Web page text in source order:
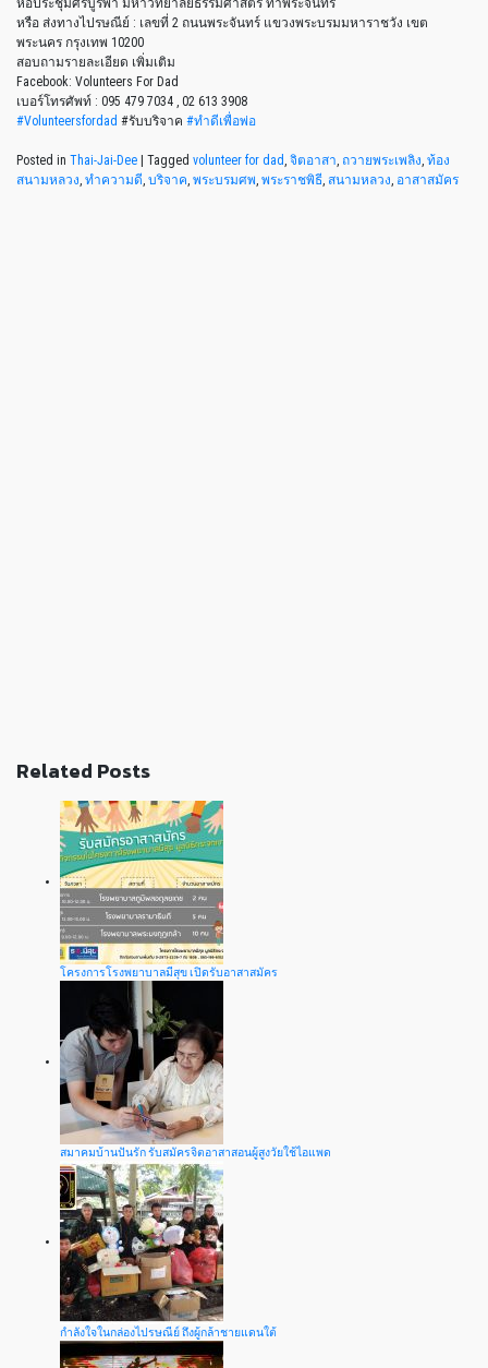
หรือ ส่งทางไปรษณีย์ : เลขที่ 2 ถนนพระจันทร์ แขวงพระบรมมหาราชวัง เขต
พระนคร กรุงเทพ 10200
สอบถามรายละเอียด เพิ่มเติม
Facebook: Volunteers For Dad
เบอร์โทรศัพท์ : 095 479 7034 , 02 613 3908
#Volunteersfordad #รับบริจาค #ทำดีเพื่อพ่อ
Posted in Thai-Jai-Dee | Tagged volunteer for dad จิตอาสา ถวายพระเพลิง ท้อง
สนามหลวง ทำความดี บริจาค พระบรมศพ พระราชพิธี สนามหลวง อาสาสมัคร
Related Posts
โครงการโรงพยาบาลมีสุข เปิดรับอาสาสมัคร
สมาคมบ้านปันรัก รับสมัครจิตอาสาสอนผู้สูงวัยใช้ไอแพด
กำลังใจในกล่องไปรษณีย์ ถึงผู้กล้าชายแดนใต้